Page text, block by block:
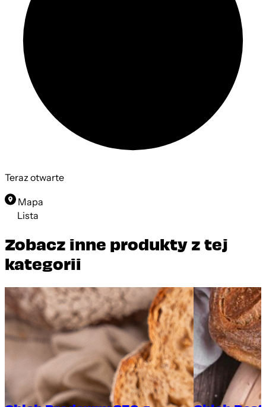
Teraz otwarte
Mapa
Lista
Zobacz inne produkty z tej
kategorii